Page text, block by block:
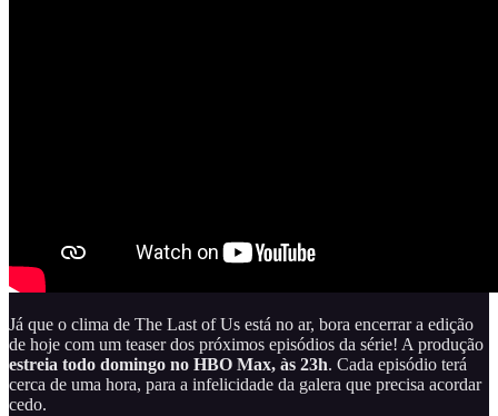
Já que o clima de The Last of Us está no ar, bora encerrar a edição
de hoje com um teaser dos próximos episódios da série! A produção
estreia todo domingo no HBO Max, às 23h. Cada episódio terá
cerca de uma hora, para a infelicidade da galera que precisa acordar
cedo.